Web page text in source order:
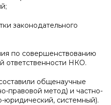
законодательного
по совершенствованию
ответственности НКО.
общенаучные
правовой метод) и частно-
системный).